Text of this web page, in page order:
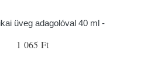
üveg adagolóval 40 ml -
1 065 Ft